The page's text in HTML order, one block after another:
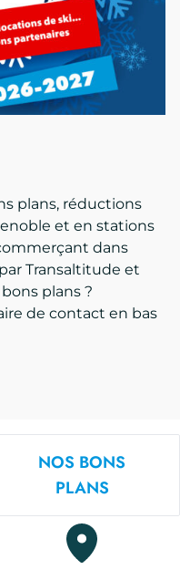
plans, réductions
et en stations
dans
Transaltitude et
plans ?
de contact en bas
NOS BONS
PLANS